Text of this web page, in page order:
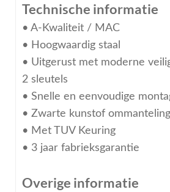
Technische informatie
• A-Kwaliteit / MAC
• Hoogwaardig staal
• Uitgerust met moderne
2 sleutels
• Snelle en eenvoudige
• Zwarte kunstof ommanteling
• Met TUV Keuring
• 3 jaar fabrieksgarantie
Overige informatie